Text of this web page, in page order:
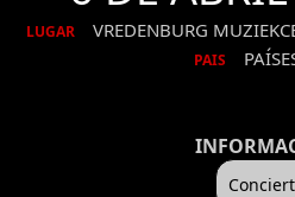
LUGAR VREDENBURG
PAIS